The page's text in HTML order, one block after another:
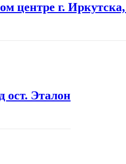
центре г.
ост. Эталон